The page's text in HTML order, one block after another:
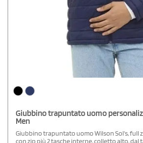
Giubbino trapuntato uomo
Men
Giubbino trapuntato uomo Wilson Sol's, full
con zip più 2 tasche interne, colletto alto, dal